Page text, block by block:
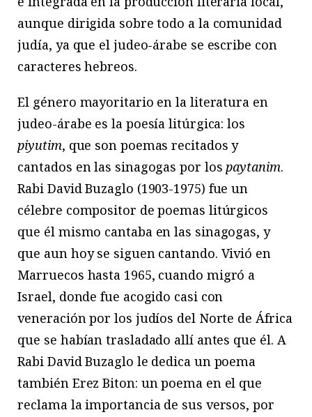
aunque dirigida sobre todo a la comunidad
judía, ya que el judeo-árabe se escribe con
caracteres hebreos.
El género mayoritario en la literatura en
judeo-árabe es la poesía litúrgica: los
piyutim, que son poemas recitados y
cantados en las sinagogas por lospaytanim.
Rabi David Buzaglo (1903-1975) fue un
célebre compositor de poemas litúrgicos
que él mismo cantaba en las sinagogas, y
que aun hoy se siguen cantando. Vivió en
Marruecos hasta 1965, cuando migró a
Israel, donde fue acogido casi con
veneración por los judíos del Norte de África
que se habían trasladado allí antes que él. A
Rabi David Buzaglo le dedica un poema
también Erez Biton: un poema en el que
reclama la importancia de sus versos, por